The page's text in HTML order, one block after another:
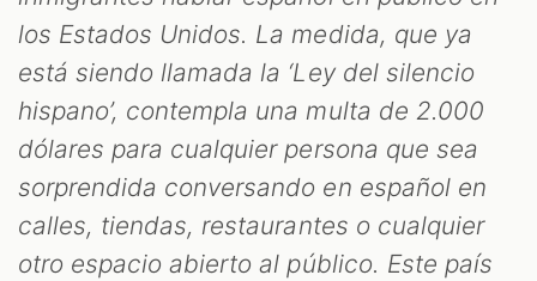
los Estados Unidos. La medida, que ya
está siendo llamada la ‘Ley del silencio
hispano’, contempla una multa de 2.000
dólares para cualquier persona que sea
sorprendida conversando en español en
calles, tiendas, restaurantes o cualquier
otro espacio abierto al público. Este país